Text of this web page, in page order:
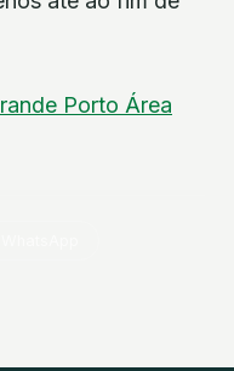
Porto Área